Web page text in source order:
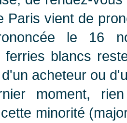
Paris vient de
le 16
ferries blancs
acheteur ou
moment,
minorité